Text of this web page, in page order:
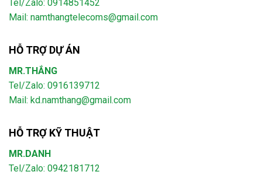
Tel/Zalo: 0914851452
Mail: namthangtelecoms@gmail.com
HỖ TRỢ DỰ ÁN
MR.THẮNG
Tel/Zalo: 0916139712
Mail: kd.namthang@gmail.com
HỖ TRỢ KỸ THUẬT
MR.DANH
Tel/Zalo: 0942181712